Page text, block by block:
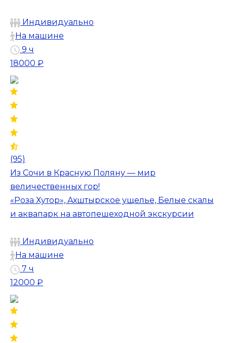
Индивидуально
На машине
9 ч
18000 ₽
(95)
Из Сочи в Красную Поляну — мир
величественных гор!
«Роза Хутор», Ахштырское ущелье, Белые скалы
и аквапарк на автопешеходной экскурсии
Индивидуально
На машине
7 ч
12000 ₽